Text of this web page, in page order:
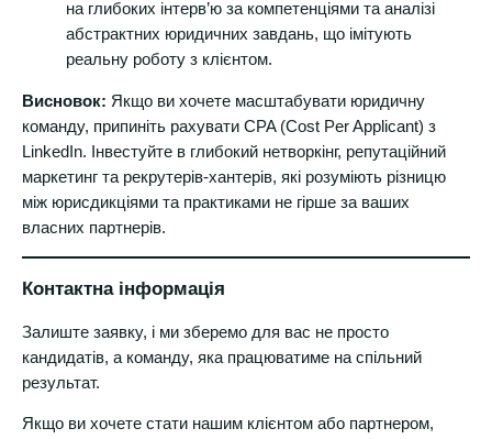
на глибоких інтерв’ю за компетенціями та аналізі
абстрактних юридичних завдань, що імітують
реальну роботу з клієнтом.
Висновок: Якщо ви хочете масштабувати юридичну
команду, припиніть рахувати CPA (Cost Per Applicant) з
LinkedIn. Інвестуйте в глибокий нетворкінг, репутаційний
маркетинг та рекрутерів-хантерів, які розуміють різницю
між юрисдикціями та практиками не гірше за ваших
власних партнерів.
Контактна інформація
Залиште заявку, і ми зберемо для вас не просто
кандидатів, а команду, яка працюватиме на спільний
результат.
Якщо ви хочете стати нашим клієнтом або партнером,